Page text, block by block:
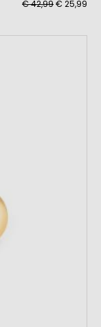
€ 42,99€ 25,99